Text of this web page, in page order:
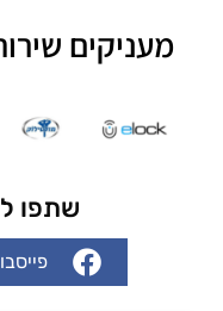
מעניקים
שתפו